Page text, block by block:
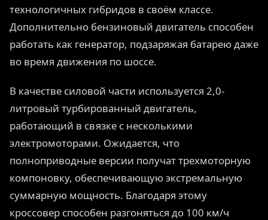
технологичных гибридов в своём классе.
Дополнительно бензиновый двигатель способен
работать как генератор, подзаряжая батарею даже
во время движения по шоссе.
В качестве силовой части используется 2,0-
литровый турбированный двигатель,
работающий в связке с несколькими
электромоторами. Ожидается, что
полноприводные версии получат трехмоторную
компоновку, обеспечивающую экстремальную
суммарную мощность. Благодаря этому
кроссовер способен разгоняться до 100 км/ч